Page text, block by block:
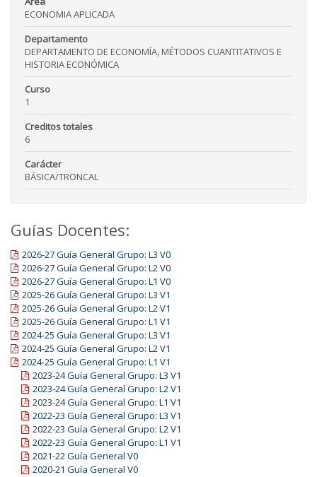
ECONOMIA APLICADA
Departamento
DEPARTAMENTO DE ECONOMÍA, MÉTODOS CUANTITATIVOS E
HISTORIA ECONÓMICA
Curso
1
Creditos totales
6
Carácter
BÁSICA/TRONCAL
Guías Docentes:
2026-27 Guía General Grupo: L3 V0
2026-27 Guía General Grupo: L2 V0
2026-27 Guía General Grupo: L1 V0
2025-26 Guía General Grupo: L3 V1
2025-26 Guía General Grupo: L2 V1
2025-26 Guía General Grupo: L1 V1
2024-25 Guía General Grupo: L3 V1
2024-25 Guía General Grupo: L2 V1
2024-25 Guía General Grupo: L1 V1
2023-24 Guía General Grupo: L3 V1
2023-24 Guía General Grupo: L2 V1
2023-24 Guía General Grupo: L1 V1
2022-23 Guía General Grupo: L3 V1
2022-23 Guía General Grupo: L2 V1
2022-23 Guía General Grupo: L1 V1
2021-22 Guía General V0
2020-21 Guía General V0